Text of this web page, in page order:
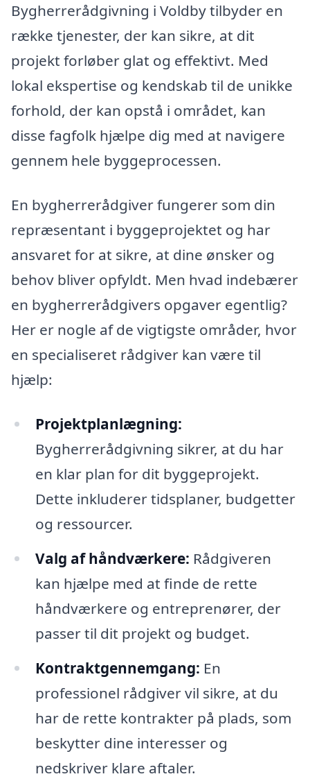
Bygherrerådgivning i Voldby tilbyder en
række tjenester, der kan sikre, at dit
projekt forløber glat og effektivt. Med
lokal ekspertise og kendskab til de unikke
forhold, der kan opstå i området, kan
disse fagfolk hjælpe dig med at navigere
gennem hele byggeprocessen.
En bygherrerådgiver fungerer som din
repræsentant i byggeprojektet og har
ansvaret for at sikre, at dine ønsker og
behov bliver opfyldt. Men hvad indebærer
en bygherrerådgivers opgaver egentlig?
Her er nogle af de vigtigste områder, hvor
en specialiseret rådgiver kan være til
hjælp:
Projektplanlægning:
Bygherrerådgivning sikrer, at du har
en klar plan for dit byggeprojekt.
Dette inkluderer tidsplaner, budgetter
og ressourcer.
Valg af håndværkere: Rådgiveren
kan hjælpe med at finde de rette
håndværkere og entreprenører, der
passer til dit projekt og budget.
Kontraktgennemgang: En
professionel rådgiver vil sikre, at du
har de rette kontrakter på plads, som
beskytter dine interesser og
nedskriver klare aftaler.